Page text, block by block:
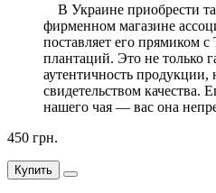
В Украине приобрести
фирменном магазине
поставляет его прямиком
плантаций. Это не только
аутентичность
свидетельством качества.
нашего чая — вас она
450 грн.
Купить